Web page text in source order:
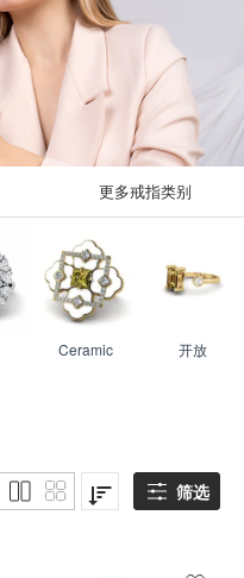
更多戒指类别
Ceramic 开放
筛选